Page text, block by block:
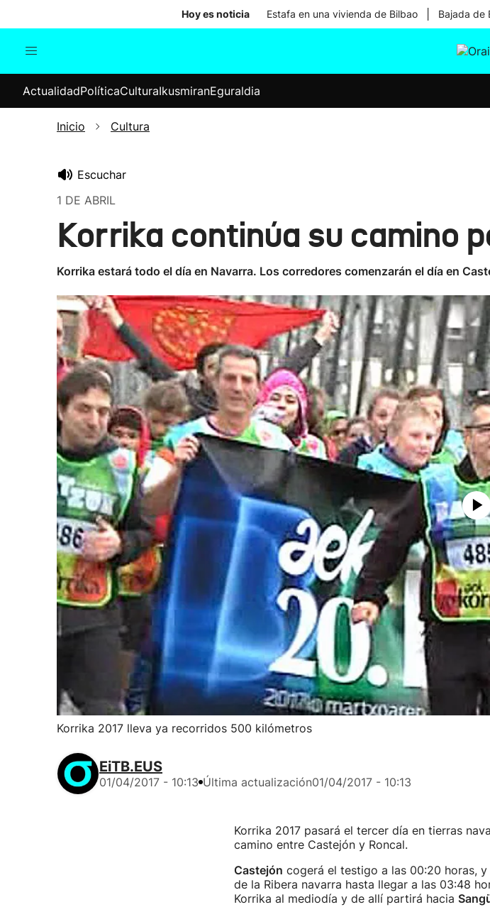
Hoy es noticia Estafa en una vivienda de Bilbao Bajada de
Internacional
Elecciones
ActualidadPolíticaCulturaIkusmiranEguraldia
Inicio Cultura
Escuchar
1 DE ABRIL
Korrika continúa su camino
Korrika estará todo el día en Navarra. Los corredores comenzarán el día en
Korrika 2017 lleva ya recorridos 500 kilómetros
EiTB.EUS
01/04/2017 - 10:13 Última actualización01/04/2017 - 10:13
Korrika 2017 pasará el tercer día en tierras
camino entre Castejón y Roncal.
Castejón cogerá el testigo a las 00:20 horas,
de la Ribera navarra hasta llegar a las 03:48
Korrika al mediodía y de allí partirá hacia